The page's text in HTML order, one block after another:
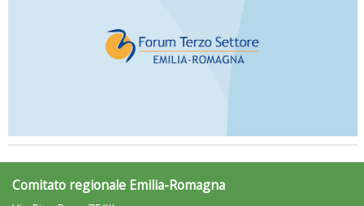
Comitato regionale Emilia-Romagna